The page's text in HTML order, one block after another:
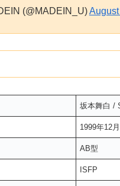
(@MADEIN_U)
坂本舞白 /
1999年12
AB型
ISFP